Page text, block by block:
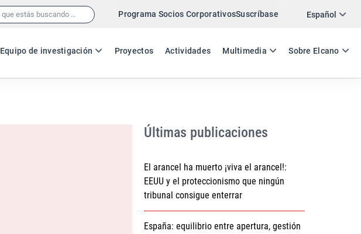
Programa Socios CorporativosSuscríbase Español
ES EN
Equipo de investigación Proyectos Actividades Multimedia Sobre Elcano
Twitter
Últimas publicaciones
El arancel ha muerto ¡viva el arancel!:
EEUU y el proteccionismo que ningún
tribunal consigue enterrar
España: equilibrio entre apertura, gestión